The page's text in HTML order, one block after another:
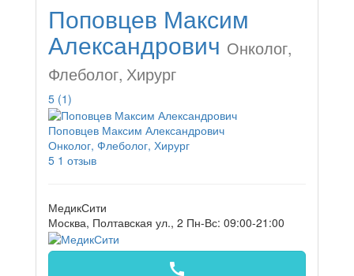
Поповцев Максим
Александрович Онколог,
Флеболог, Хирург
5 (1)
Поповцев Максим Александрович
Онколог, Флеболог, Хирург
5 1 отзыв
МедикСити
Москва, Полтавская ул., 2 Пн-Вс: 09:00-21:00
call